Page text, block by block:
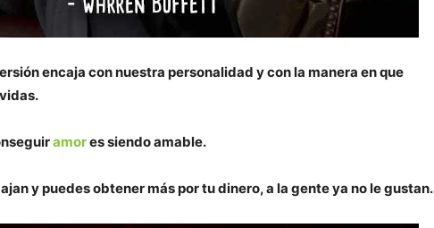
encaja con nuestra personalidad y con la manera en que
amores siendo amable.
y puedes obtener más por tu dinero, a la gente ya no le gustan.